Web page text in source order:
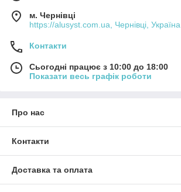
м. Чернівці
https://alusyst.com.ua, Чернівці, Україна
Контакти
Сьогодні працює з 10:00 до 18:00
Показати весь графік роботи
Про нас
Контакти
Доставка та оплата